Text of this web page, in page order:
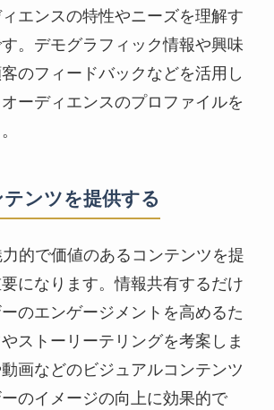
エンスの特性やニーズを理解す
。デモグラフィック情報や興味
のフィードバックなどを活用し
ーディエンスのプロファイルを
ンツを提供する
的で価値のあるコンテンツを提
になります。情報共有するだけ
のエンゲージメントを高めるた
やストーリーテリングを考案しま
画などのビジュアルコンテンツ
のイメージの向上に効果的で